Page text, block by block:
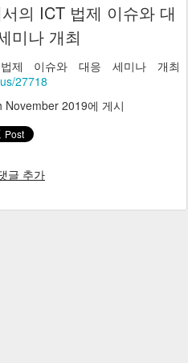
의 ICT 법제 이슈와 대
미나 개최
제 이슈와 대응 세미나 개최
27718
November 2019에 게시
글 추가